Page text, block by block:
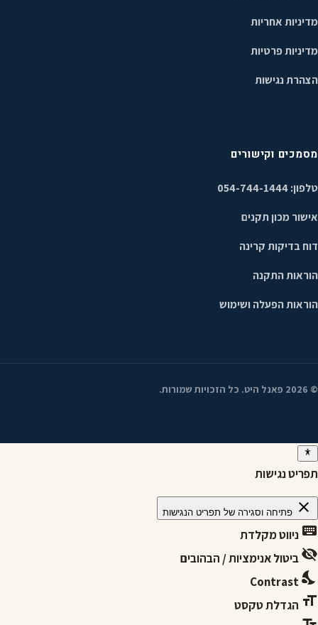
מדיניות אחריות
מדיניות פרטיות
הצהרת נגישות
מסמכים וקישורים
טלפון: 054-744-1444
אישור מכון תקנים
דוח בדיקות קרינה
הוראות התקנה
הוראות הפעלה ושימוש
©
2026 פאנל היט. כל הזכויות שמורות.
תפריט נגישות
close פתיחה וסגירה של תפריט הנגישות
keyboard ניווט מקלדת
visibility_offביטול אנימציות / הבהובים
nights_stay
Contrast
format_size הגדלת טקסט